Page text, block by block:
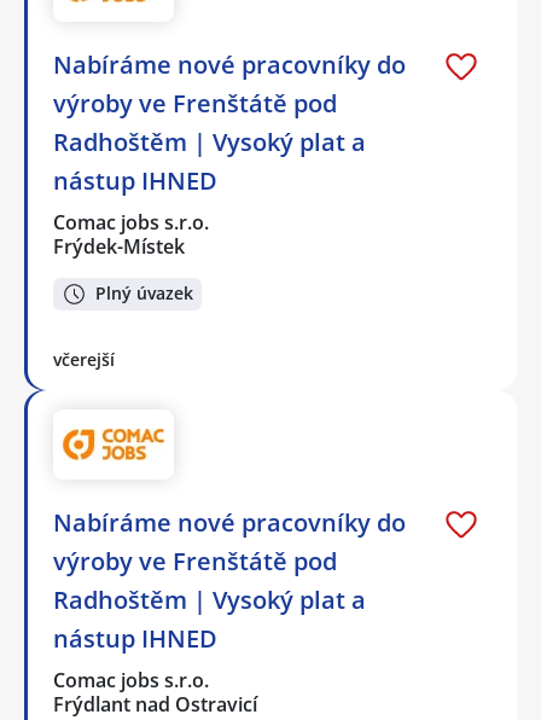
Nabíráme nové pracovníky do
výroby ve Frenštátě pod
Radhoštěm | Vysoký plat a
nástup IHNED
Comac jobs s.r.o.
Frýdek-Místek
Plný úvazek
včerejší
Nabíráme nové pracovníky do
výroby ve Frenštátě pod
Radhoštěm | Vysoký plat a
nástup IHNED
Comac jobs s.r.o.
Frýdlant nad Ostravicí